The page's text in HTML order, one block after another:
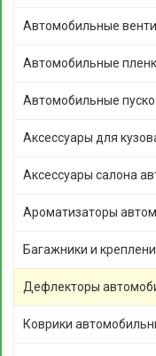
Автомобильные
Автомобильные
Автомобильные
Аксессуары для
Аксессуары салона
Ароматизаторы
Багажники и
Дефлекторы
Коврики